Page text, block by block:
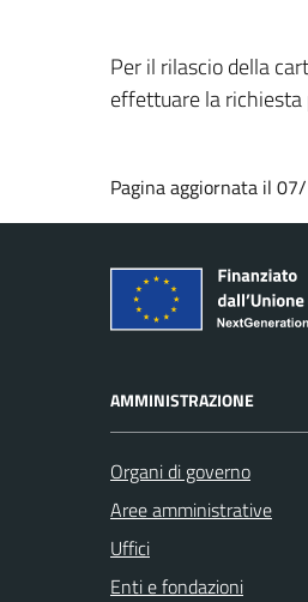
Per il rilascio della
effettuare la richiesta
Pagina aggiornata il
AMMINISTRAZIONE
Organi di governo
Aree amministrative
Uffici
Enti e fondazioni